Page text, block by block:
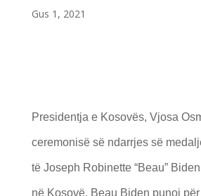
Gus 1, 2021
Presidentja e Kosovës, Vjosa
ceremonisë së ndarrjes së
të Joseph Robinette “Beau”
në Kosovë, Beau Biden punoi